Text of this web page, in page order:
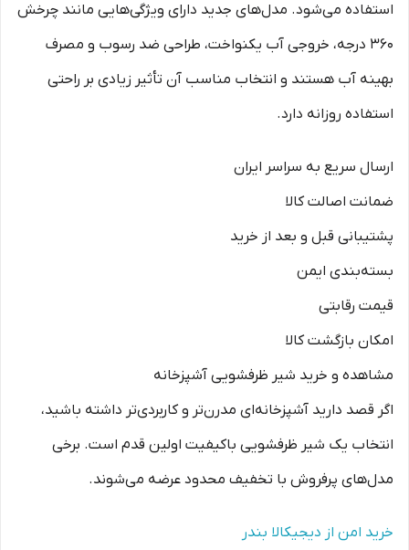
استفاده می‌شود. مدل‌های جدید دارای ویژگی‌هایی مانند چرخش
360 درجه، خروجی آب یکنواخت، طراحی ضد رسوب و مصرف
بهینه آب هستند و انتخاب مناسب آن تأثیر زیادی بر راحتی
استفاده روزانه دارد.
ارسال سریع به سراسر ایران
ضمانت اصالت کالا
پشتیبانی قبل و بعد از خرید
بسته‌بندی ایمن
قیمت رقابتی
امکان بازگشت کالا
مشاهده و خرید شیر ظرفشویی آشپزخانه
اگر قصد دارید آشپزخانه‌ای مدرن‌تر و کاربردی‌تر داشته باشید،
انتخاب یک شیر ظرفشویی باکیفیت اولین قدم است. برخی
مدل‌های پرفروش با تخفیف محدود عرضه می‌شوند.
خرید امن از دیجیکالا بندر